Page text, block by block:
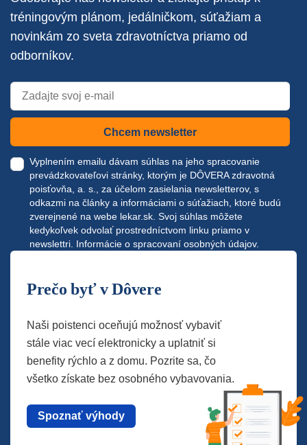
tréningovým plánom, jedálničkom, súťažiam a
novinkám zo sveta zdravotníctva priamo od
odborníkov.
Chcem newsletter
Vyplnením emailu dávam súhlas na jeho spracovanie
prevádzkovateľovi stránky, ktorým je DÔVERA zdravotná
poisťovňa, a. s., za účelom zasielania newsletterov, s
odkazmi na články a informáciami o súťažiach, ktoré budú
zverejnené na webe lekar.sk. Svoj súhlas môžete
kedykoľvek odvolať prostredníctvom linku priamo v
newslettri. Informácie o spracovaní osobných údajov.
Prečo byť v Dôvere
Naši poistenci oceňujú možnosť vybaviť
stále viac vecí elektronicky a uplatniť si
benefity rýchlo a z domu. Pozrite sa, čo
všetko získate bez osobného vybavovania.
Spoznať výhody